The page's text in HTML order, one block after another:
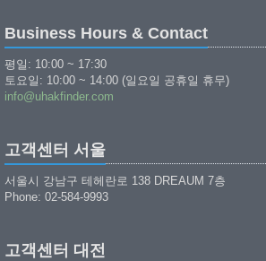
Business Hours & Contact
평일: 10:00 ~ 17:30
토요일: 10:00 ~ 14:00 (일요일 공휴일 휴무)
info@uhakfinder.com
고객센터 서울
서울시 강남구 테헤란로 138 DREAUM 7층
Phone: 02-584-9993
고객센터 대전